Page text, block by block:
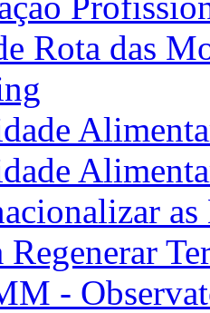
Rota das
Regenerar
-